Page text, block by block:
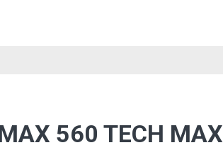
560 TECH MAX